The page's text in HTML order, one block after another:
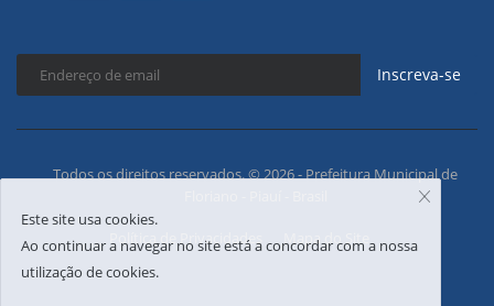
Inscreva-se
Todos os direitos reservados. © 2026 - Prefeitura Municipal de
Política de Privacidades Mapa do Site
Este site usa cookies.
Ao continuar a navegar no site está a concordar com a nossa
utilização de cookies.